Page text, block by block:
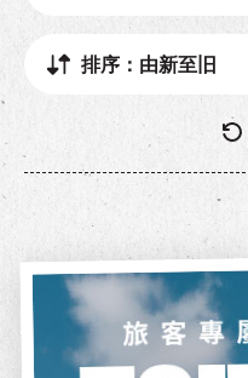
排序：由新至旧